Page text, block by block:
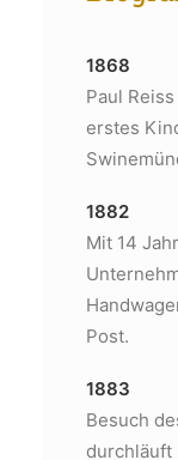
1868
Paul
erstes
1882
Mit 14
Post.
1883
Besuch
durchläuft